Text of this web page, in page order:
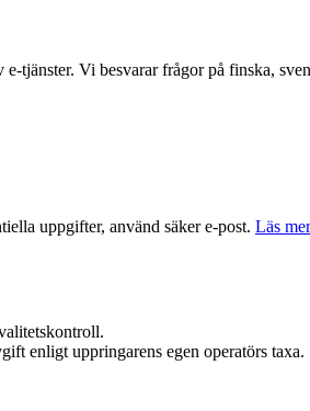
tjänster. Vi besvarar frågor på finska,
uppgifter, använd säker e-post. Läs
enligt uppringarens egen operatörs taxa.